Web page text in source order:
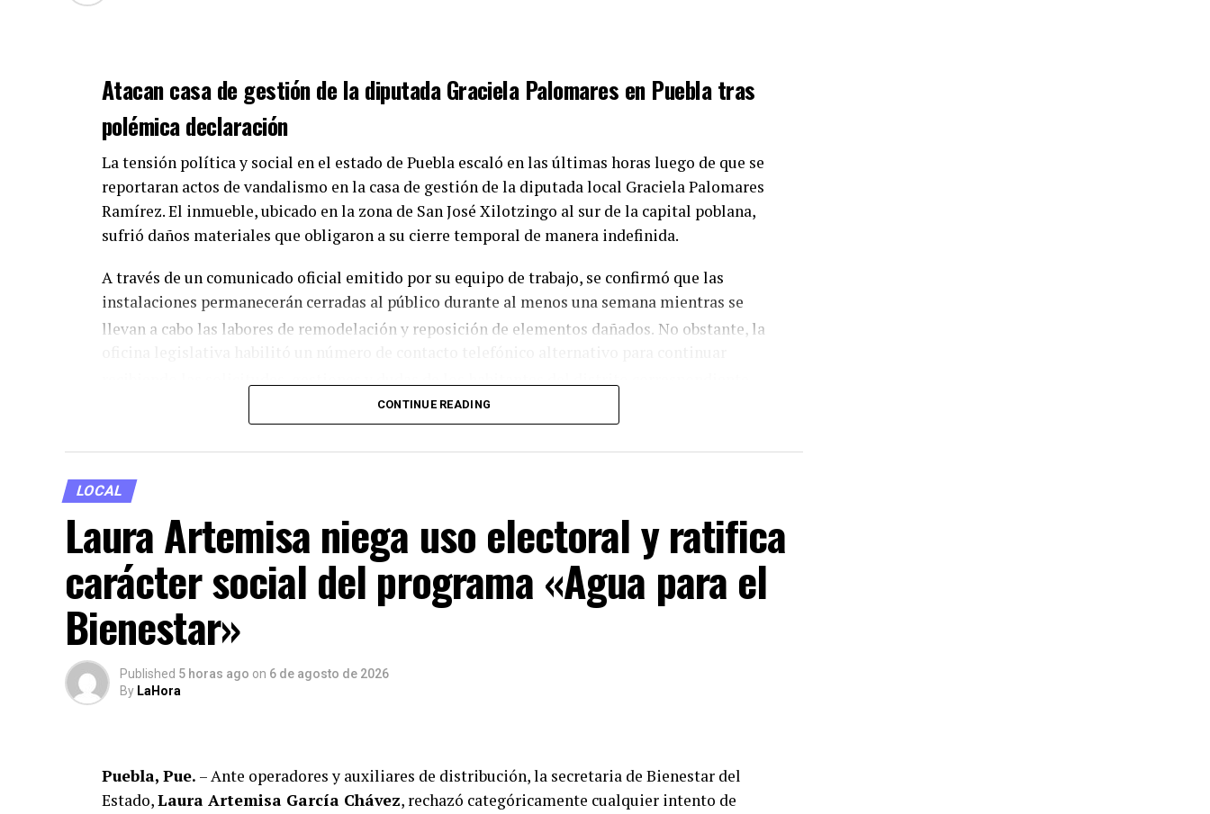
Atacan casa de gestión de la diputada Graciela Palomares en Puebla tras
polémica declaración
La tensión política y social en el estado de Puebla escaló en las últimas horas luego de que se
reportaran actos de vandalismo en la casa de gestión de la diputada local Graciela Palomares
Ramírez. El inmueble, ubicado en la zona de San José Xilotzingo al sur de la capital poblana,
sufrió daños materiales que obligaron a su cierre temporal de manera indefinida.
A través de un comunicado oficial emitido por su equipo de trabajo, se confirmó que las
instalaciones permanecerán cerradas al público durante al menos una semana mientras se
llevan a cabo las labores de remodelación y reposición de elementos dañados. No obstante, la
Aunque el reporte oficial se limitó a señalar los trabajos de mantenimiento derivados de los
participación en un programa de pódcast junto a la también política Nayeli Salvatori, donde
emitieron expresiones consideradas discriminatorias y ofensivas hacia los adultos mayores,
desatando el rechazo generalizado de la ciudadanía.
Curiosamente, vecinos de la zona comercial donde opera la oficina señalaron que la
presencia de la casa de gestión pasaba desapercibida, ya que carecía de elementos
publicitarios o lonas visibles que alertaran a la comunidad sobre su funcionamiento
adyacente de carácter político ante los procedimientos disciplinarios iniciados por su propia
CONTINUE READING
LOCAL
Laura Artemisa niega uso electoral y ratifica
carácter social del programa «Agua para el
Bienestar»
Published 5 horas ago on 6 de agosto de 2026
By LaHora
Puebla, Pue. – Ante operadores y auxiliares de distribución, la secretaria de Bienestar del
Estado,Laura Artemisa García Chávez, rechazó categóricamente cualquier intento de